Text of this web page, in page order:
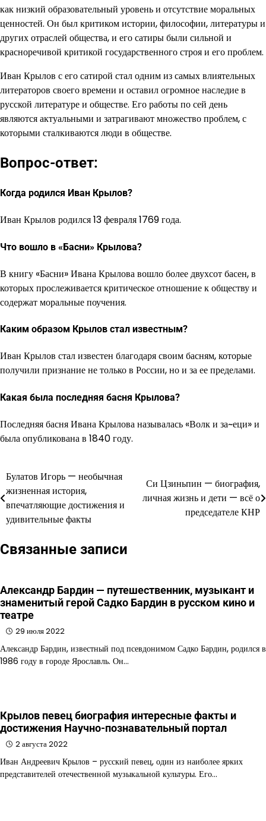
как низкий образовательный уровень и отсутствие моральных
ценностей. Он был критиком истории, философии, литературы и
других отраслей общества, и его сатиры были сильной и
красноречивой критикой государственного строя и его проблем.
Иван Крылов с его сатирой стал одним из самых влиятельных
литераторов своего времени и оставил огромное наследие в
русской литературе и обществе. Его работы по сей день
являются актуальными и затрагивают множество проблем, с
которыми сталкиваются люди в обществе.
Вопрос-ответ:
Когда родился Иван Крылов?
Иван Крылов родился 13 февраля 1769 года.
Что вошло в «Басни» Крылова?
В книгу «Басни» Ивана Крылова вошло более двухсот басен, в
которых прослеживается критическое отношение к обществу и
содержат моральные поучения.
Каким образом Крылов стал известным?
Иван Крылов стал известен благодаря своим басням, которые
получили признание не только в России, но и за ее пределами.
Какая была последняя басня Крылова?
Последняя басня Ивана Крылова называлась «Волк и за~еци» и
была опубликована в 1840 году.
Навигация
по
записям
Булатов Игорь — необычная
жизненная история,
впечатляющие достижения и
удивительные факты
Си Цзиньпин — биография,
личная жизнь и дети — всё о
председателе КНР
Связанные записи
Александр Бардин — путешественник, музыкант и
знаменитый герой Садко Бардин в русском кино и
театре
29 июля 2022
Александр Бардин, известный под псевдонимом Садко Бардин, родился в
1986 году в городе Ярославль. Он…
Крылов певец биография интересные факты и
достижения Научно-познавательный портал
2 августа 2022
Иван Андреевич Крылов – русский певец, один из наиболее ярких
представителей отечественной музыкальной культуры. Его…